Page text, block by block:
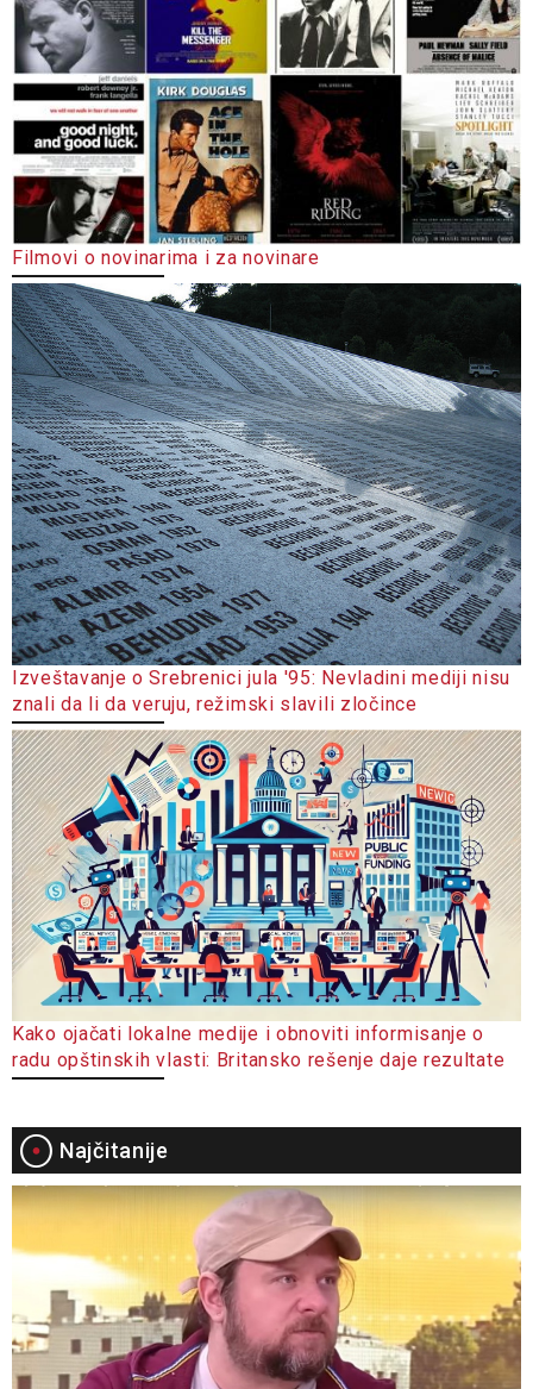
Filmovi o novinarima i za novinare
Izveštavanje o Srebrenici jula '95: Nevladini mediji nisu
znali da li da veruju, režimski slavili zločince
Kako ojačati lokalne medije i obnoviti informisanje o
radu opštinskih vlasti: Britansko rešenje daje rezultate
Najčitanije